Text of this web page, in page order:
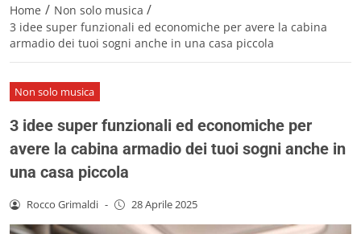
Home / Non solo musica /
3 idee super funzionali ed economiche per avere la cabina
armadio dei tuoi sogni anche in una casa piccola
Non solo musica
3 idee super funzionali ed economiche per
avere la cabina armadio dei tuoi sogni anche in
una casa piccola
Rocco Grimaldi - 28 Aprile 2025